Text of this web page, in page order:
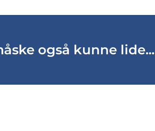
også kunne lide...